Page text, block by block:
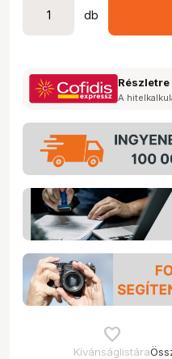
db
A
Kívánságlistára